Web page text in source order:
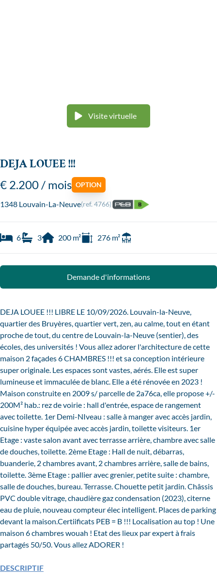
Visite virtuelle
DEJA LOUEE !!!
€ 2.200 / mois OPTION
1348 Louvain-La-Neuve(ref. 4766)
6 3 200 m² 276 m²
Demande d'informations
DEJA LOUEE !!! LIBRE LE 10/09/2026. Louvain-la-Neuve,
quartier des Bruyères, quartier vert, zen, au calme, tout en étant
proche de tout, du centre de Louvain-la-Neuve (sentier), des
écoles, des universités ! Vous allez adorer l'architecture de cette
maison 2 façades 6 CHAMBRES !!! et sa conception intérieure
super originale. Les espaces sont vastes, aérés. Elle est super
lumineuse et immaculée de blanc. Elle a été rénovée en 2023 !
Maison construite en 2009 s/ parcelle de 2a76ca, elle propose +/-
200M² hab.: rez de voirie : hall d'entrée, espace de rangement
avec toilette. 1er Demi-NIveau : salle à manger avec accès jardin,
cuisine hyper équipée avec accès jardin, toilette visiteurs. 1er
Etage : vaste salon avant avec terrasse arrière, chambre avec salle
de douches, toilette. 2ème Etage : Hall de nuit, débarras,
buanderie, 2 chambres avant, 2 chambres arrière, salle de bains,
toilette. 3ème Etage : pallier avec grenier, petite suite : chambre,
salle de douches, bureau. Terrasse. Chouette petit jardin. Châssis
PVC double vitrage, chaudière gaz condensation (2023), citerne
eau de pluie, nouveau compteur élec intelligent. Places de parking
devant la maison.Certiificats PEB = B !!! Localisation au top ! Une
maison 6 chambres wouah ! Etat des lieux par expert à frais
partagés 50/50. Vous allez ADORER !
DESCRIPTIF